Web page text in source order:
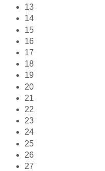
13
14
15
16
17
18
19
20
21
22
23
24
25
26
27